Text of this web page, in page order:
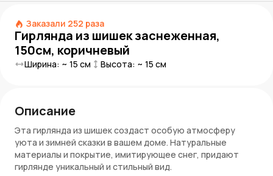
Заказали 252 раза
Гирлянда из шишек заснеженная,
150см, коричневый
Ширина: ~ 15 см Высота: ~ 15 см
Описание
Эта гирлянда из шишек создаст особую атмосферу
уюта и зимней сказки в вашем доме. Натуральные
материалы и покрытие, имитирующее снег, придают
гирлянде уникальный и стильный вид.